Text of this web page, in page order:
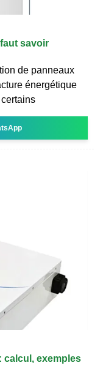
savoir
de panneaux
énergétique
calcul, exemples